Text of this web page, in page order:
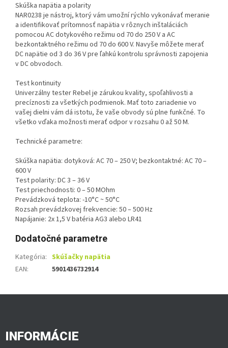
Skúška napätia a polarity
NAR0238 je nástroj, ktorý vám umožní rýchlo vykonávať meranie
a identifikovať prítomnosť napätia v rôznych inštaláciách
pomocou AC dotykového režimu od 70 do 250 V a AC
bezkontaktného režimu od 70 do 600 V. Navyše môžete merať
DC napätie od 3 do 36 V pre ľahkú kontrolu správnosti zapojenia
v DC obvodoch.
Test kontinuity
Univerzálny tester Rebel je zárukou kvality, spoľahlivosti a
precíznosti za všetkých podmienok. Mať toto zariadenie vo
vašej dielni vám dá istotu, že vaše obvody sú plne funkčné. To
všetko vďaka možnosti merať odpor v rozsahu 0 až 50 M.
Technické parametre:
Skúška napätia: dotyková: AC 70 – 250 V; bezkontaktné: AC 70 –
600 V
Test polarity: DC 3 – 36 V
Test priechodnosti: 0 – 50 MOhm
Prevádzková teplota: -10°C ~ 50°C
Rozsah prevádzkovej frekvencie: 50 – 500 Hz
Napájanie: 2x 1,5 V batéria AG3 alebo LR41
Dodatočné parametre
Kategória: Skúšačky napätia
EAN: 5901436732914
INFORMÁCIE